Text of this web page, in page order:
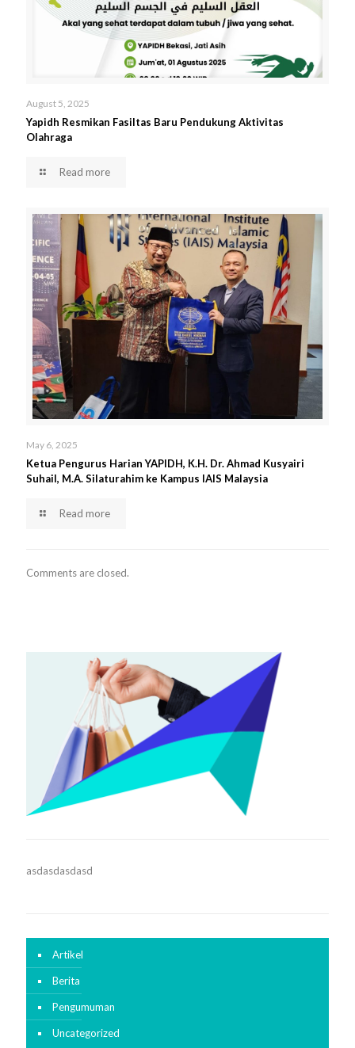
August 5, 2025
Yapidh Resmikan Fasiltas Baru Pendukung Aktivitas
Olahraga
Read more
May 6, 2025
Ketua Pengurus Harian YAPIDH, K.H. Dr. Ahmad Kusyairi
Suhail, M.A. Silaturahim ke Kampus IAIS Malaysia
Read more
Comments are closed.
asdasdasdasd
Artikel
Berita
Pengumuman
Uncategorized